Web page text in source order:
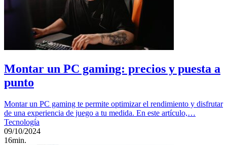
Montar un PC gaming: precios y puesta a
punto
Montar un PC gaming te permite optimizar el rendimiento y disfrutar
de una experiencia de juego a tu medida. En este artículo,…
Tecnología
09/10/2024
16min.